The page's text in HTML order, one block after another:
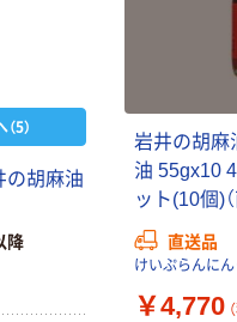
5）
の胡麻油
降
岩井の胡麻
油 55gx10
ット(10個)（
直送品
けいぷらんにん
￥4,770